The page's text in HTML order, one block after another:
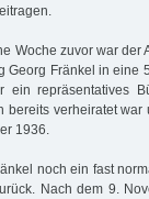
Woche zuvor war der
Georg Fränkel in eine
ein repräsentatives
bereits verheiratet war
1936.
noch ein fast
Nach dem 9.